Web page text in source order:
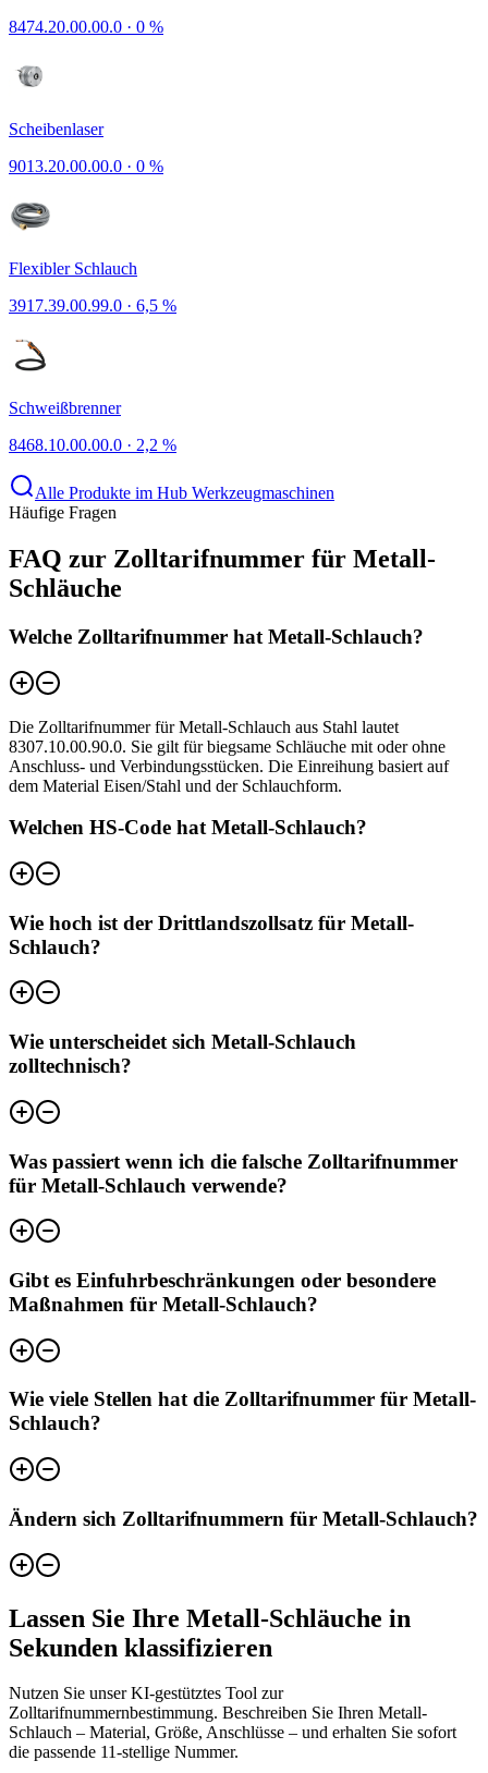
8474.20.00.00.0 · 0 %
Scheibenlaser
9013.20.00.00.0 · 0 %
Flexibler Schlauch
3917.39.00.99.0 · 6,5 %
Schweißbrenner
8468.10.00.00.0 · 2,2 %
Alle Produkte im Hub Werkzeugmaschinen
Häufige Fragen
FAQ zur Zolltarifnummer für Metall-
Schläuche
Welche Zolltarifnummer hat Metall-Schlauch?
Die Zolltarifnummer für Metall-Schlauch aus Stahl lautet
8307.10.00.90.0. Sie gilt für biegsame Schläuche mit oder ohne
Anschluss- und Verbindungsstücken. Die Einreihung basiert auf
dem Material Eisen/Stahl und der Schlauchform.
Welchen HS-Code hat Metall-Schlauch?
Wie hoch ist der Drittlandszollsatz für Metall-
Schlauch?
Wie unterscheidet sich Metall-Schlauch
zolltechnisch?
Was passiert wenn ich die falsche Zolltarifnummer
für Metall-Schlauch verwende?
Gibt es Einfuhrbeschränkungen oder besondere
Maßnahmen für Metall-Schlauch?
Wie viele Stellen hat die Zolltarifnummer für Metall-
Schlauch?
Ändern sich Zolltarifnummern für Metall-Schlauch?
Lassen Sie Ihre Metall-Schläuche in
Sekunden klassifizieren
Nutzen Sie unser KI-gestütztes Tool zur
Zolltarifnummernbestimmung. Beschreiben Sie Ihren Metall-
Schlauch – Material, Größe, Anschlüsse – und erhalten Sie sofort
die passende 11-stellige Nummer.